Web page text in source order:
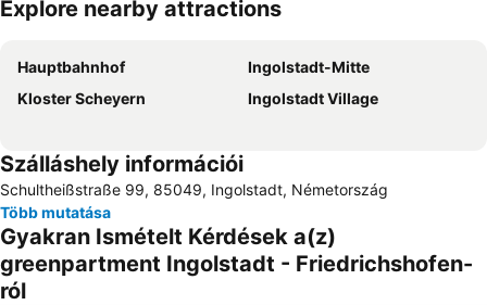
Nagy méretű térkép
Explore nearby attractions
Hauptbahnhof
Ingolstadt-Mitte
Kloster Scheyern
Ingolstadt Village
Szálláshely információi
Schultheißstraße 99, 85049, Ingolstadt, Németország
Több mutatása
Gyakran Ismételt Kérdések a(z)
greenpartment Ingolstadt - Friedrichshofen-
ról